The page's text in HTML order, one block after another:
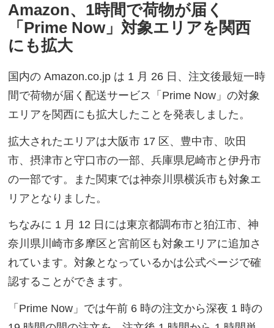
Amazon、1時間で荷物が届く
「Prime Now」対象エリアを関西
にも拡大
国内の Amazon.co.jp は 1 月 26 日、注文後最短一時
間で荷物が届く配送サービス「Prime Now」の対象
エリアを関西にも拡大したことを発表しました。
拡大されたエリアは大阪市 17 区、豊中市、吹田
市、摂津市と守口市の一部、兵庫県尼崎市と伊丹市
の一部です。また関東では神奈川県横浜市も対象エ
リアとなりました。
ちなみに 1 月 12 日には東京都調布市と狛江市、神
奈川県川崎市多摩区と宮前区も対象エリアに追加さ
れています。対象となっているかは公式ページで確
認することができます。
「Prime Now」では午前 6 時の注文から深夜 1 時の